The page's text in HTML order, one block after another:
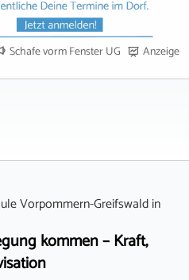
Schafe vorm Fenster UG Anzeige
Vorpommern-Greifswaldin
kommen – Kraft,